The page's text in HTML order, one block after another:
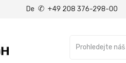
De ✆ +49 208 376-298-00